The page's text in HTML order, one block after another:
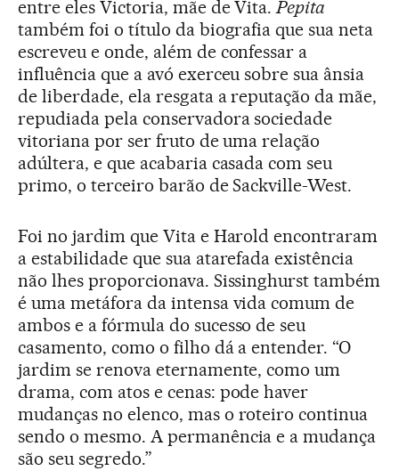
entre eles Victoria, mãe de Vita.Pepita
também foi o título da biografia que sua neta
escreveu e onde, além de confessar a
influência que a avó exerceu sobre sua ânsia
de liberdade, ela resgata a reputação da mãe,
repudiada pela conservadora sociedade
vitoriana por ser fruto de uma relação
adúltera, e que acabaria casada com seu
primo, o terceiro barão de Sackville-West.
Foi no jardim que Vita e Harold encontraram
a estabilidade que sua atarefada existência
não lhes proporcionava. Sissinghurst também
é uma metáfora da intensa vida comum de
ambos e a fórmula do sucesso de seu
casamento, como o filho dá a entender. “O
jardim se renova eternamente, como um
drama, com atos e cenas: pode haver
mudanças no elenco, mas o roteiro continua
sendo o mesmo. A permanência e a mudança
são seu segredo.”